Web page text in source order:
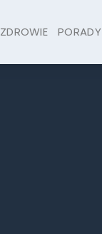
ZDROWIE PORADY